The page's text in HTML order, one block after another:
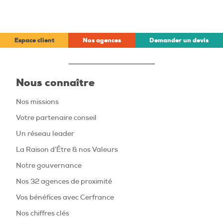
Espace client Nos agences Demander un devis
Nous connaître
Nos missions
Votre partenaire conseil
Un réseau leader
La Raison d’Être & nos Valeurs
Notre gouvernance
Nos 32 agences de proximité
Vos bénéfices avec Cerfrance
Nos chiffres clés